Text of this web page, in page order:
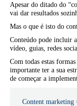
Apesar do ditado do
vai dar resultados
Mas o que é isto do
Conteúdo pode incluir
vídeo, guias, redes
Com todas estas
importante ter a sua
de começar a
Content marketing